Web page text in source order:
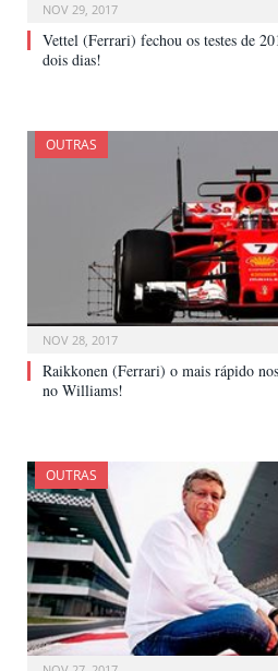
NOV 29, 2017
Vettel (Ferrari) fechou os testes de
dois dias!
OUTRAS
NOV 28, 2017
Raikkonen (Ferrari) o mais rápido
no Williams!
OUTRAS